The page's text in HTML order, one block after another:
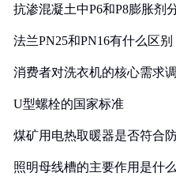
抗渗混凝土中P6和P8膨胀剂
法兰PN25和PN16有什么区别
消费者对洗衣机的核心需求
U型螺栓的国家标准
煤矿用电热取暖器是否符合
照明母线槽的主要作用是什么